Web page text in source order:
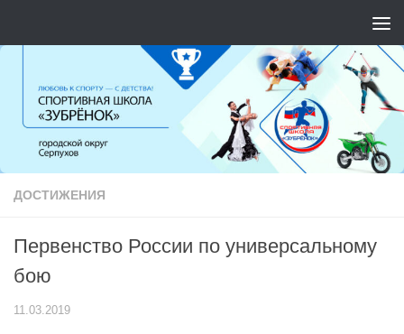
ДОСТИЖЕНИЯ
Первенство России по универсальному
бою
11.03.2019